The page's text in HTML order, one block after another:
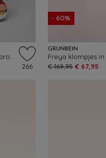
266
- 60%
GRÜNBEIN
Freya klompjes
€ 169,95 € 67,95